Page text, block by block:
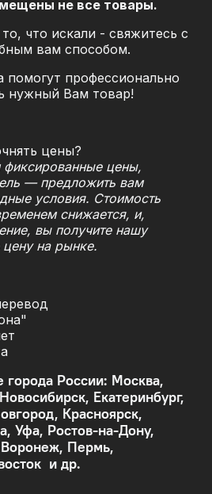
не все товары.
что искали - свяжитесь с
вам способом.
профессионально
нужный Вам товар!
цены?
цены,
— предложить вам
условия. Стоимость
снижается, и,
вы получите нашу
на рынке.
города России: Москва,
Екатеринбург,
Красноярск,
Уфа, Ростов-на-Дону,
Пермь,
и др.